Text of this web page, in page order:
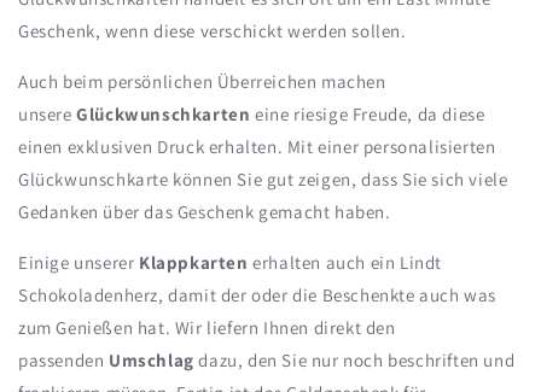
Geschenk, wenn diese verschickt werden sollen.
Auch beim persönlichen Überreichen machen
unsere Glückwunschkarten eine riesige Freude, da diese
einen exklusiven Druck erhalten. Mit einer personalisierten
Glückwunschkarte können Sie gut zeigen, dass Sie sich viele
Gedanken über das Geschenk gemacht haben.
Einige unserer Klappkarten erhalten auch ein Lindt
Schokoladenherz, damit der oder die Beschenkte auch was
zum Genießen hat. Wir liefern Ihnen direkt den
passenden Umschlag dazu, den Sie nur noch beschriften und